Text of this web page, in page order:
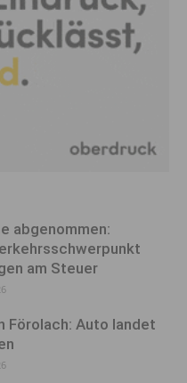
abgenommen:
am Steuer
Förolach: Auto landet